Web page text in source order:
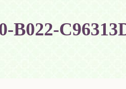
B022-